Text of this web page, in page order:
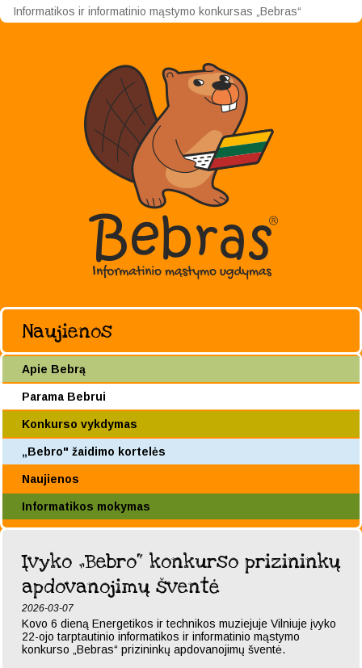
Informatikos ir informatinio mąstymo konkursas „Bebras“
Naujienos
Apie Bebrą
Parama Bebrui
Konkurso vykdymas
„Bebro" žaidimo kortelės
Naujienos
Informatikos mokymas
Įvyko „Bebro“ konkurso prizininkų
apdovanojimų šventė
2026-03-07
Kovo 6 dieną Energetikos ir technikos muziejuje Vilniuje įvyko
22-ojo tarptautinio informatikos ir informatinio mąstymo
konkurso „Bebras“ prizininkų apdovanojimų šventė.